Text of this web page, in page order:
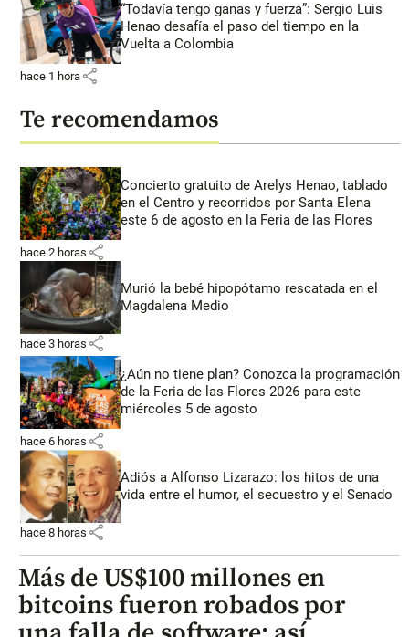
“Todavía tengo ganas y fuerza”: Sergio Luis
Henao desafía el paso del tiempo en la
Vuelta a Colombia
hace 1 hora share
Te recomendamos
Concierto gratuito de Arelys Henao, tablado
en el Centro y recorridos por Santa Elena
este 6 de agosto en la Feria de las Flores
hace 2 horas share
Murió la bebé hipopótamo rescatada en el
Magdalena Medio
hace 3 horas share
¿Aún no tiene plan? Conozca la programación
de la Feria de las Flores 2026 para este
miércoles 5 de agosto
hace 6 horas share
Adiós a Alfonso Lizarazo: los hitos de una
vida entre el humor, el secuestro y el Senado
hace 8 horas share
Más de US$100 millones en
bitcoins fueron robados por